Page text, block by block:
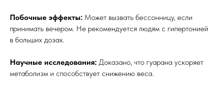
Побочные эффекты: Может вызвать бессонницу, если
принимать вечером. Не рекомендуется людям с гипертонией
в больших дозах.
Научные исследования: Доказано, что гуарана ускоряет
метаболизм и способствует снижению веса.